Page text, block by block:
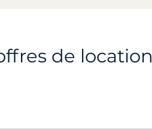
de location